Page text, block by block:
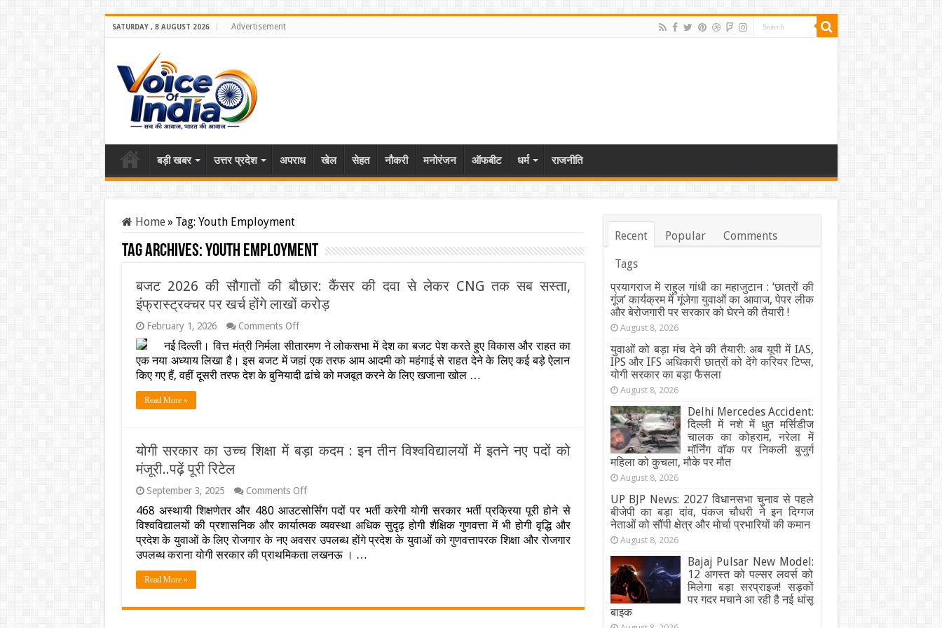
SATURDAY , 8 AUGUST 2026 Advertisement
बड़ी खबर उत्तर प्रदेश अपराध खेल सेहत नौकरी मनोरंजन ऑफबीट धर्म राजनीति
Home» Tag: Youth Employment
Tag Archives:Youth Employment
बजट 2026 की सौगातों की बौछार: कैंसर की दवा से लेकर CNG तक सब सस्ता,
इंफ्रास्ट्रक्चर पर खर्च होंगे लाखों करोड़
February 1, 2026 Comments Offon
2026
की
सौगातों
की
लेकर
सब
सस्ता,
इंफ्रास्ट्रक्चर
पर
खर्च
होंगे
लाखों
नई दिल्ली। वित्त मंत्री निर्मला सीतारमण ने लोकसभा में देश का बजट पेश करते हुए विकास और राहत का
एक नया अध्याय लिखा है। इस बजट में जहां एक तरफ आम आदमी को महंगाई से राहत देने के लिए कई बड़े ऐलान
किए गए हैं, वहीं दूसरी तरफ देश के बुनियादी ढांचे को मजबूत करने के लिए खजाना खोल …
Read More »
योगी सरकार का उच्च शिक्षा में बड़ा कदम : इन तीन विश्वविद्यालयों में इतने नए पदों को
मंजूरी..पढ़ें पूरी रिटेल
September 3, 2025 Comments Offon
सरकार
का
उच्च
में
इन
468 अस्थायी शिक्षणेतर और 480 आउटसोर्सिंग पदों पर भर्ती करेगी योगी सरकार भर्ती प्रक्रिया पूरी होने से
विश्वविद्यालयों की प्रशासनिक और कार्यात्मक व्यवस्था अधिक सुदृढ़ होगी शैक्षिक गुणवत्ता में भी होगी वृद्धि और
प्रदेश के युवाओं के लिए रोजगार के नए अवसर उपलब्ध होंगे प्रदेश के युवाओं को गुणवत्तापरक शिक्षा और रोजगार
उपलब्ध कराना योगी सरकार की प्राथमिकता लखनऊ । …
Read More »
Recent Popular Comments
Tags
प्रयागराज में राहुल गांधी का महाजुटान : ‘छात्रों की
गूंज’ कार्यक्रम में गूंजेगा युवाओं का आवाज, पेपर लीक
और बेरोजगारी पर सरकार को घेरने की तैयारी !
August 8, 2026
युवाओं को बड़ा मंच देने की तैयारी: अब यूपी में IAS,
IPS और IFS अधिकारी छात्रों को देंगे करियर टिप्स,
योगी सरकार का बड़ा फैसला
August 8, 2026
Delhi Mercedes Accident:
दिल्ली में नशे में धुत मर्सिडीज
चालक का कोहराम, नरेला में
मॉर्निंग वॉक पर निकली बुजुर्ग
महिला को कुचला, मौके पर मौत
August 8, 2026
UP BJP News: 2027 विधानसभा चुनाव से पहले
बीजेपी का बड़ा दांव, पंकज चौधरी ने इन दिग्गज
नेताओं को सौंपी क्षेत्र और मोर्चा प्रभारियों की कमान
August 8, 2026
Bajaj Pulsar New Model:
12 अगस्त को पल्सर लवर्स को
मिलेगा बड़ा सरप्राइज! सड़कों
पर गदर मचाने आ रही है नई धांसू
बाइक